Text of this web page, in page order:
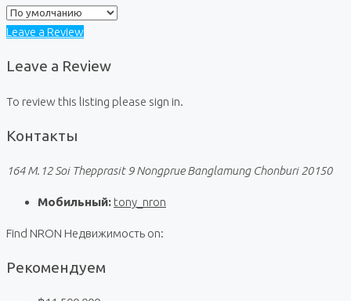
Leave a Review
Leave a Review
To review this listing please sign in.
Контакты
164 M.12 Soi Thepprasit 9 Nongprue Banglamung Chonburi 20150
Мобильный: tony_nron
Find NRON Недвижимость on:
Рекомендуем